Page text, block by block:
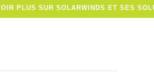
PLUS SUR SOLARWINDS ET SES